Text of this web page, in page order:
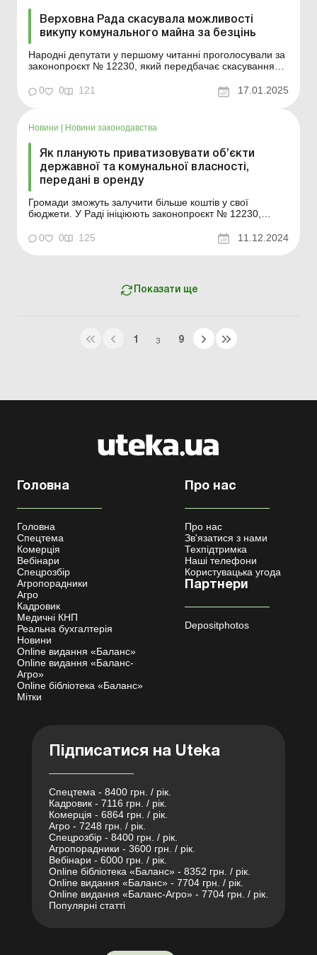
Верховна Рада скасувала можливості
викупу комунального майна за безцінь
Народні депутати у першому читанні проголосували за
законопроєкт № 12230, який передбачає скасування
це повідомила народна депутатка від фракції «Слуга
Народу», ініціаторка законопроєкту, голова Комітету ВР
0 0 121 17.01.2025
Новини | Новини законодавства
Як планують приватизовувати об’єкти
державної та комунальної власності,
передані в оренду
Громади зможуть залучити більше коштів у свої
бюджети. У Раді ініціюють законопроєкт № 12230,
об’єктів державної та комунальної власності,
переданих в оренду, який завдає збитків місцевим
0 0 125 11.12.2024
Показати ще
1 З 9
Головна
Головна
Спецтема
Комерція
Вебінари
Спецрозбір
Агропорадники
Агро
Кадровик
Медичні КНП
Реальна бухгалтерія
Новини
Online видання «Баланс»
Online видання «Баланс-
Агро»
Online бібліотека «Баланс»
Мітки
Про нас
Про нас
Зв'язатися з нами
Техпідтримка
Наші телефони
Користувацька угода
Партнери
Depositphotos
Підписатися на Uteka
Спецтема - 8400 грн. / рік.
Кадровик - 7116 грн. / рік.
Комерція - 6864 грн. / рік.
Агро - 7248 грн. / рік.
Спецрозбір - 8400 грн. / рік.
Агропорадники - 3600 грн. / рік.
Вебінари - 6000 грн. / рік.
Online бібліотека «Баланс» - 8352 грн. / рік.
Online видання «Баланс» - 7704 грн. / рік.
Online видання «Баланс-Агро» - 7704 грн. / рік.
Популярні статті